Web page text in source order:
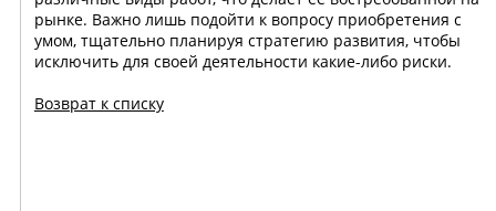
рынке. Важно лишь подойти к вопросу приобретения с
умом, тщательно планируя стратегию развития, чтобы
исключить для своей деятельности какие-либо риски.
Возврат к списку